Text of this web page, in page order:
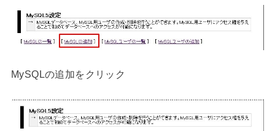
MySQLの追加をクリック